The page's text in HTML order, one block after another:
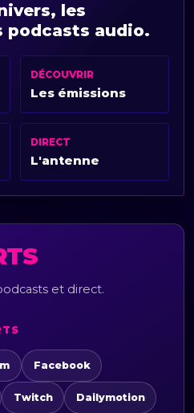
les
podcasts audio.
DÉCOUVRIR
Les émissions
DIRECT
L'antenne
et direct.
Facebook
Twitch Dailymotion